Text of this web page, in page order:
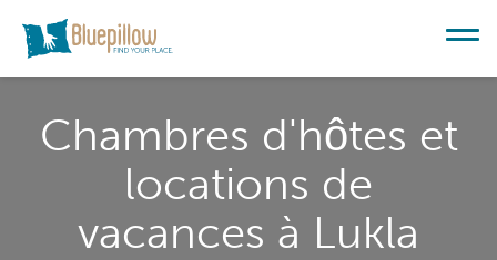
Chambres d'hôtes et
locations de
vacances à Lukla